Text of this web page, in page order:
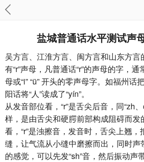
盐城普通话水平测试声
吴方言、江淮方言、闽方言和山东方言
有“r”声母，凡普通话“r”的声母的字，
母或“i” “ü” 开头的零声母字。如福州话
阳话将“人”读成了“yín”。
从发音部位看，“r”是舌尖后音，同“zh
样，是由舌尖和硬腭前部构成阻碍而发
看，“r”是浊擦音，发音时，舌尖上翘
缝，让气流从小缝中磨擦而出，同时声
的感觉，可以先发“sh”音，然后振动声带